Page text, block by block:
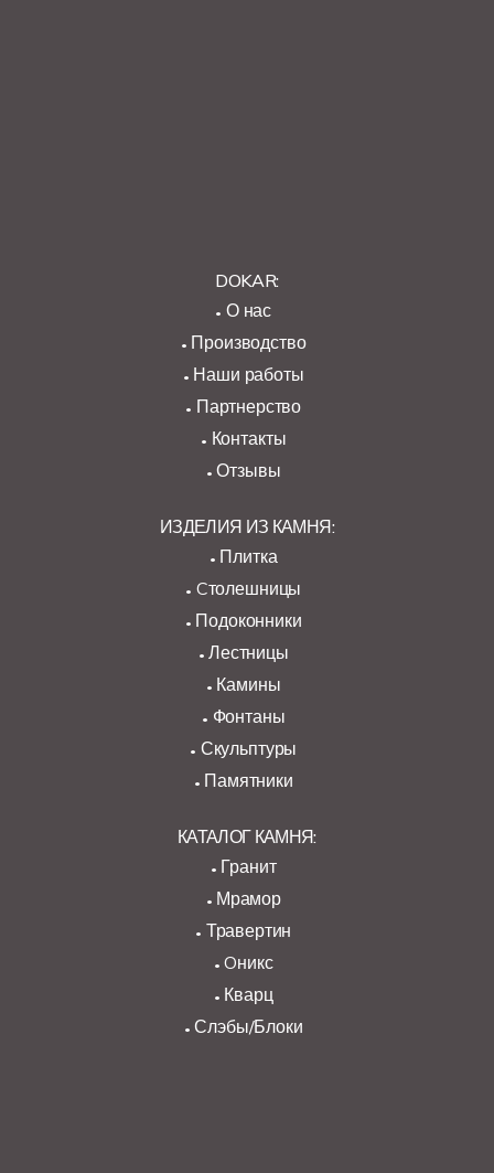
DOKAR:
О нас
Производство
Наши работы
Партнерство
Контакты
Отзывы
ИЗДЕЛИЯ ИЗ КАМНЯ:
Плитка
Cтолешницы
Подоконники
Лестницы
Камины
Фонтаны
Скульптуры
Памятники
КАТАЛОГ КАМНЯ:
Гранит
Мрамор
Травертин
Oникс
Кварц
Слэбы/Блоки